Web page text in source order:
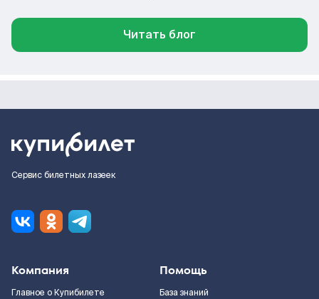
Читать блог
Сервис билетных лазеек
Компания
Главное о Купибилете
Помощь
База знаний